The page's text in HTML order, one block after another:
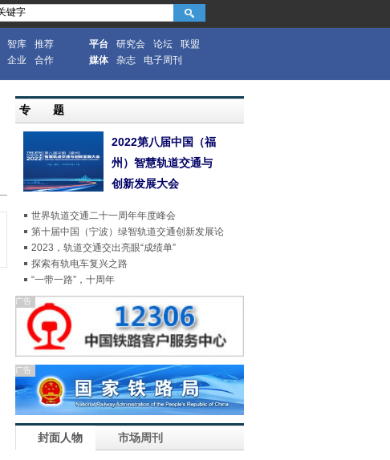
智库
推荐
企业 合作
平台 研究会 论坛
联盟
媒体
杂志 电子周刊
专 题
2022第八届中国（福
州）智慧轨道交通与
创新发展大会
世界轨道交通二十一周年年度峰会
第十届中国（宁波）绿智轨道交通创新发展论
2023，轨道交通交出亮眼“成绩单”
探索有轨电车复兴之路
“一带一路”，十周年
广告
广告
封面人物 市场周刊